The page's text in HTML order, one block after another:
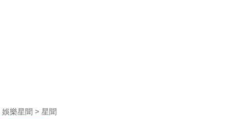
娛樂星聞 星聞